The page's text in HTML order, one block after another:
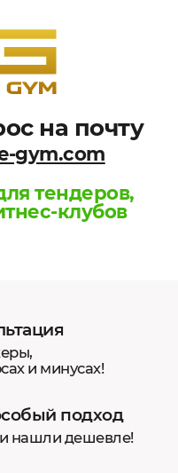
на почту
gym.com
тендеров,
клубов
и минусах!
подход
нашли дешевле!